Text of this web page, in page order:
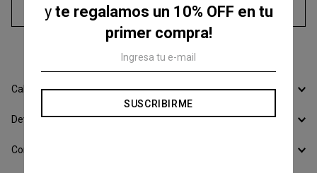
Agregar al carrito
cuotas sin interés de
Calcular Envío
Devoluciones
Conocer todos los Medios de Pago
y te regalamos un 10% OFF en tu
primer compra!
SUSCRIBIRME